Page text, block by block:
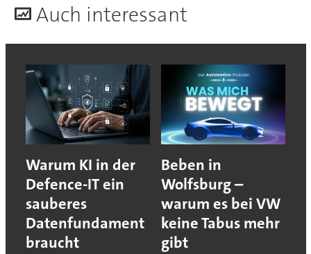
Auch interessant
Warum KI in der
Defence-IT ein
sauberes
Datenfundament
braucht
Beben in
Wolfsburg –
warum es bei VW
keine Tabus mehr
gibt